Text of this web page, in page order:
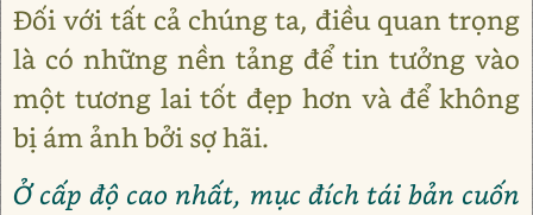
Đối với tất cả chúng ta, điều quan trọng
là có những nền tảng để tin tưởng vào
một tương lai tốt đẹp hơn và để không
bị ám ảnh bởi sợ hãi.
Ở cấp độ cao nhất, mục đích tái bản cuốn